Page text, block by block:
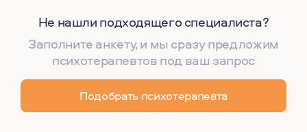
Не нашли подходящего специалиста?
Заполните анкету, и мы сразу предложим
психотерапевтов под ваш запрос
Подобрать психотерапевта